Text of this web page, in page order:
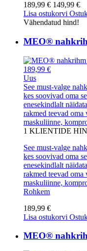
189,99 € 149,99 €
Lisa ostukorvi
Vähendatud hind!
MEO®
189,99 €
Uus
See must-valge
kes soovivad oma
enesekindlalt
rakmed teevad oma
maskuliinne,
1 KLIENTIDE
See must-valge
kes soovivad oma
enesekindlalt
rakmed teevad oma
maskuliinne,
Rohkem
189,99 €
Lisa ostukorvi
MEO®